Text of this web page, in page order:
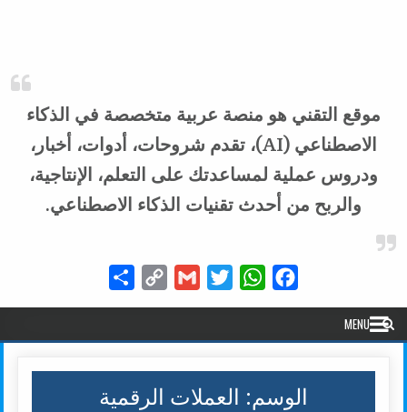
موقع التقني هو منصة عربية متخصصة في الذكاء
الاصطناعي (AI)، تقدم شروحات، أدوات، أخبار،
ودروس عملية لمساعدتك على التعلم، الإنتاجية،
والربح من أحدث تقنيات الذكاء الاصطناعي.
Facebook
WhatsApp
Twitter
Gmail
Copy
MENU
الوسم: العملات الرقمية